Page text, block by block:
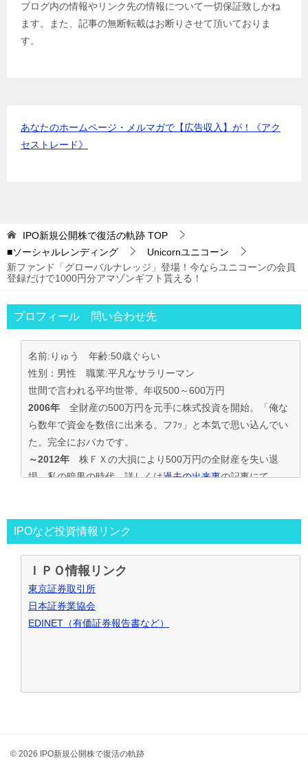
アイザワ証券IPOﾙｰﾙ
むさし証券
IPOﾙｰﾙ
マネックス証券
ブログ内の情報やリンク先の情報について一切保証致しかね
ます。また、記事の無断転載はお断りさせて頂いておりま
す。
あなたのホームページ・メルマガで【広告収入】が！《アク
セストレード》
IPO新規公開株で復活の軌跡 TOP
■ソーシャルレンディング
Unicornユニコーン
新ファンド「グローバルナレッジ」登場！今ならユニコーンの会員
登録だけで1000円分アマゾンギフト貰える！
プロフィール 問い合わせ先
名前:りゅう 年齢:50歳ぐらい
性別：男性 職業:平凡なサラリーマン
世間で言われる平均世帯。年収500～600万円
2006年 全財産の500万円を元手に株式投資を開始。「俺な
ら数年で資金を数倍に出来る。フﾌｯ」と本気で思い込んでい
た。完全におバカです。
～2012年 株ＦＸの大損により500万円の全財産を失い退
場。私の暗黒の時代。詳しくは過去の出来事の記事にて
投資の王道は手堅くｺﾂｺﾂ長期間、実践して利益を積上げて行
く事と気付く。
IPO投資で毎年50万円ずつ増やす目標。
～2016年目標を大きく上回り500万円の大損分を取り戻す
事が出来た。
2017年～資金も順調に増えたのでIPO投資資金を500万円
で残りの資金でIPOｾｶﾝﾀﾞﾘｰ･ﾛﾎﾞｱﾄﾞﾊﾞｲｻﾞｰ･ｿｰｼｬﾙﾚﾝﾃﾞｨﾝｸﾞ･暴
IPOなど投資情報リンク
ＩＰＯ情報リンク
東京証券取引所
日本証券業協会
EDINET（有価証券報告書など）
© 2026 IPO新規公開株で復活の軌跡